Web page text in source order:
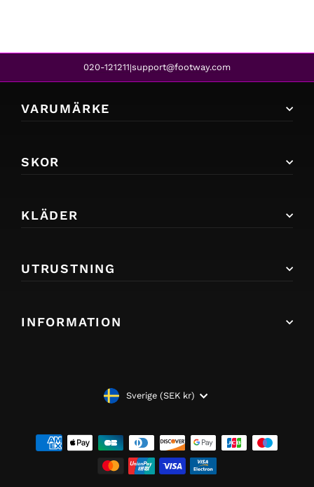
020-121211|support@footway.com
VARUMÄRKE
SKOR
KLÄDER
UTRUSTNING
INFORMATION
VALUTASverige (SEK kr)